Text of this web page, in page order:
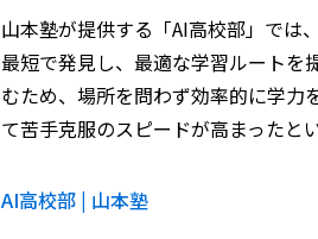
山本塾が提供する「AI高校部」では
最短で発見し、最適な学習ルートを
むため、場所を問わず効率的に学力
て苦手克服のスピードが高まったと
AI高校部 | 山本塾